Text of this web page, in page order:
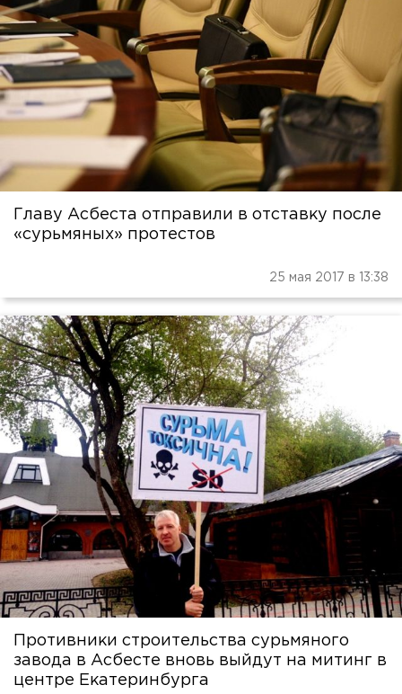
Главу Асбеста отправили в отставку после
«сурьмяных» протестов
25 мая 2017 в 13:38
Противники строительства сурьмяного
завода в Асбесте вновь выйдут на митинг в
центре Екатеринбурга